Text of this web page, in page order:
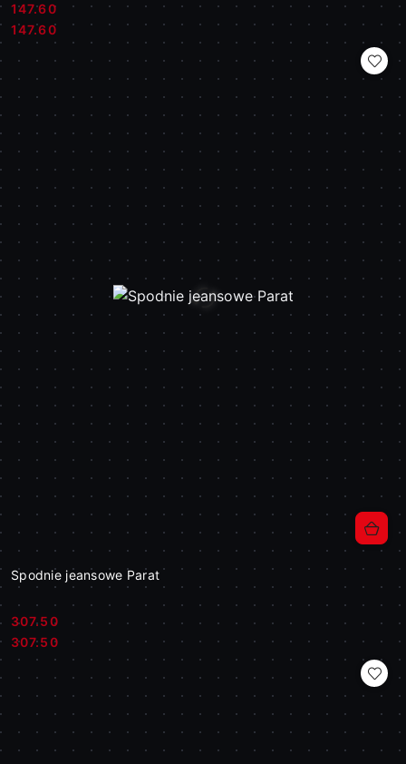
Cena:
147.60
Cena:
147.60
Spodnie jeansowe Parat
Cena:
307.50
Cena:
307.50